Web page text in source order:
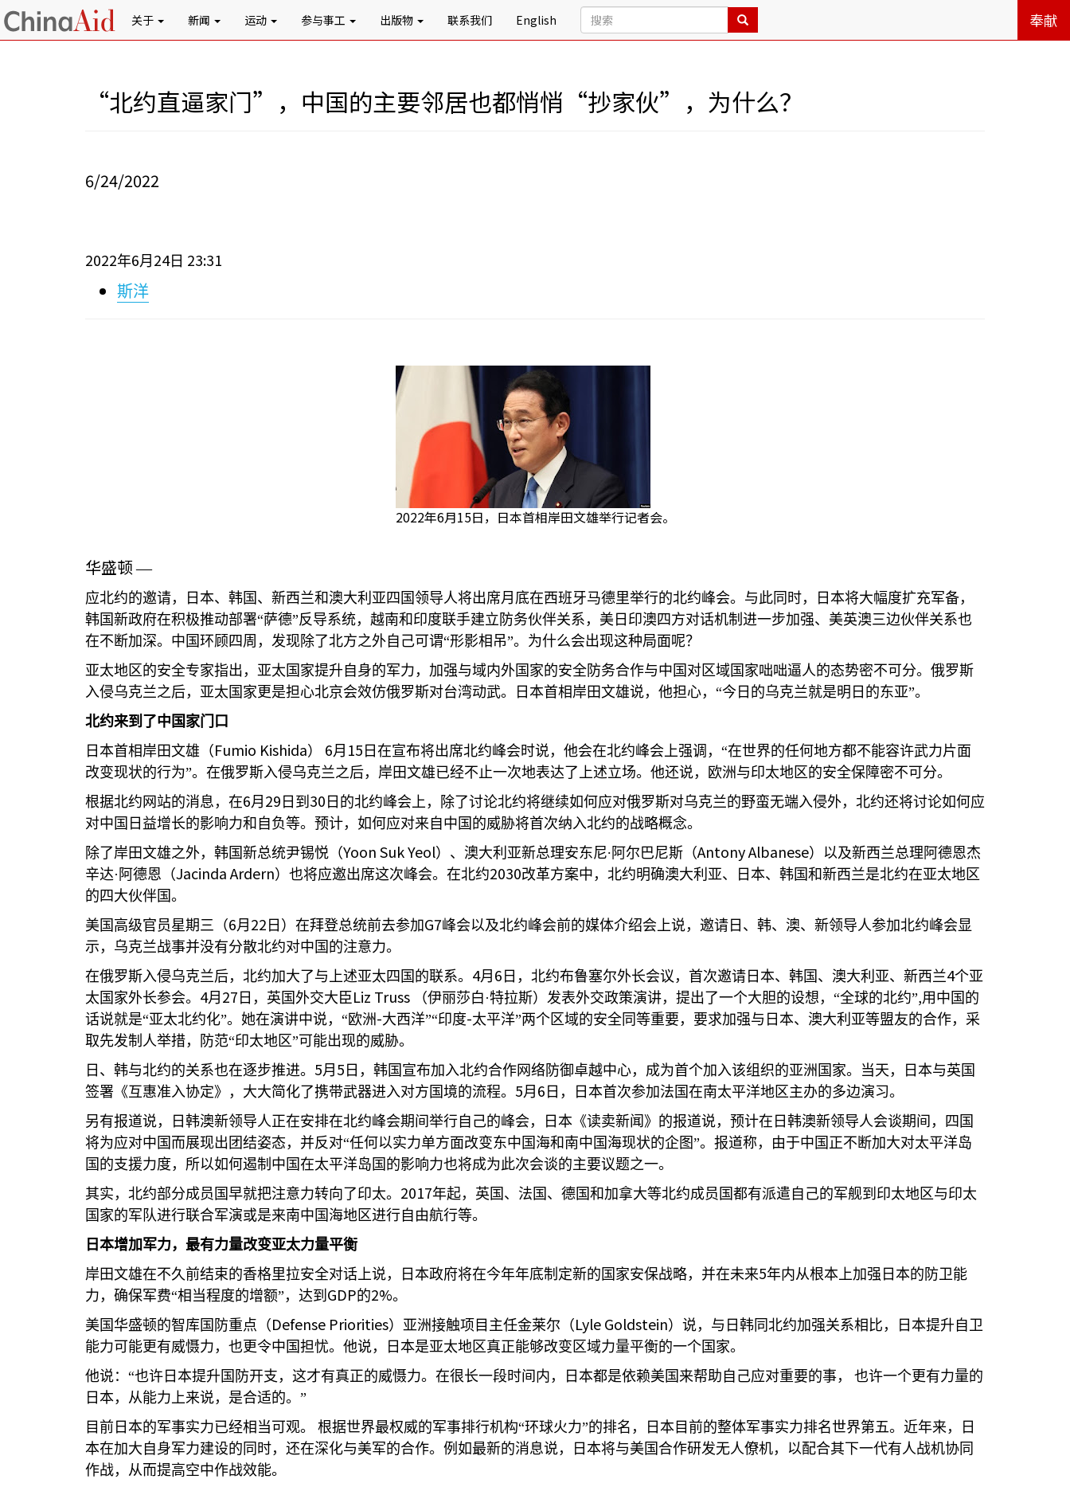
关于 新闻 运动 参与事工 出版物 联系我们 English 奉献
“北约直逼家门”，中国的主要邻居也都悄悄“抄家伙”，为什么？
6/24/2022
2022年6月 24日 23:31
斯洋
2022年6月15日，日本首相岸田文雄举行记者会。
华盛顿 —
应北约的邀请，日本、韩国、新西兰和澳大利亚四国领导人将出席月底在西班牙马德里举行的北约峰会。与此同时，日本将大幅度扩充军备，
韩国新政府在积极推动部署“萨德”反导系统，越南和印度联手建立防务伙伴关系，美日印澳四方对话机制进一步加强、美英澳三边伙伴关系也
在不断加深。中国环顾四周，发现除了北方之外自己可谓“形影相吊”。为什么会出现这种局面呢？
亚太地区的安全专家指出，亚太国家提升自身的军力，加强与域内外国家的安全防务合作与中国对区域国家咄咄逼人的态势密不可分。俄罗斯
入侵乌克兰之后，亚太国家更是担心北京会效仿俄罗斯对台湾动武。日本首相岸田文雄说，他担心，“今日的乌克兰就是明日的东亚”。
北约来到了中国家门口
日本首相岸田文雄（ Fumio Kishida） 6月 15 日在宣布将出席北约峰会时说，他会在北约峰会上强调，“在世界的任何地方都不能容许武力片面
改变现状的行为”。在俄罗斯入侵乌克兰之后，岸田文雄已经不止一次地表达了上述立场。他还说，欧洲与印太地区的安全保障密不可分。
根据北约网站的消息，在6月 29 日到 30 日的北约峰会上，除了讨论北约将继续如何应对俄罗斯对乌克兰的野蛮无端入侵外，北约还将讨论如何应
对中国日益增长的影响力和自负等。预计，如何应对来自中国的威胁将首次纳入北约的战略概念。
除了岸田文雄之外，韩国新总统尹锡悦（Yoon Suk Yeol）、澳大利亚新总理安东尼∙ 阿尔巴尼斯（Antony Albanese）以及新西兰总理阿德恩杰
辛达·阿德恩（Jacinda Ardern）也将应邀出席这次峰会。在北约2030改革方案中，北约明确澳大利亚、日本、韩国和新西兰是北约在亚太地区
的四大伙伴国。
美国高级官员星期三（6月 22 日）在拜登总统前去参加 G7峰会以及北约峰会前的媒体介绍会上说，邀请日、韩、澳、新领导人参加北约峰会显
示，乌克兰战事并没有分散北约对中国的注意力。
在俄罗斯入侵乌克兰后，北约加大了与上述亚太四国的联系。 4月 6 日，北约布鲁塞尔外长会议，首次邀请日本、韩国、澳大利亚、新西兰4个亚
太国家外长参会。 4月 27 日，英国外交大臣Liz Truss （伊丽莎白·特拉斯）发表外交政策演讲，提出了一个大胆的设想，“全球的北约”,用中国的
话说就是“亚太北约化”。她在演讲中说，“欧洲-大西洋”“印度-太平洋”两个区域的安全同等重要，要求加强与日本、澳大利亚等盟友的合作，采
取先发制人举措，防范“印太地区”可能出现的威胁。
日、韩与北约的关系也在逐步推进。 5月 5 日，韩国宣布加入北约合作网络防御卓越中心，成为首个加入该组织的亚洲国家。当天，日本与英国
签署《互惠准入协定》，大大简化了携带武器进入对方国境的流程。 5月 6 日，日本首次参加法国在南太平洋地区主办的多边演习。
另有报道说，日韩澳新领导人正在安排在北约峰会期间举行自己的峰会，日本《读卖新闻》的报道说，预计在日韩澳新领导人会谈期间，四国
将为应对中国而展现出团结姿态，并反对“任何以实力单方面改变东中国海和南中国海现状的企图”。报道称，由于中国正不断加大对太平洋岛
国的支援力度，所以如何遏制中国在太平洋岛国的影响力也将成为此次会谈的主要议题之一。
其实，北约部分成员国早就把注意力转向了印太。 2017年起，英国、法国、德国和加拿大等北约成员国都有派遣自己的军舰到印太地区与印太
国家的军队进行联合军演或是来南中国海地区进行自由航行等。
日本增加军力，最有力量改变亚太力量平衡
岸田文雄在不久前结束的香格里拉安全对话上说，日本政府将在今年年底制定新的国家安保战略，并在未来5年内从根本上加强日本的防卫能
力，确保军费“相当程度的增额”，达到 GDP的2%。
美国华盛顿的智库国防重点（ Defense Priorities）亚洲接触项目主任金莱尔（ Lyle Goldstein）说，与日韩同北约加强关系相比，日本提升自卫
能力可能更有威慑力，也更令中国担忧。他说，日本是亚太地区真正能够改变区域力量平衡的一个国家。
他说：“也许日本提升国防开支，这才有真正的威慑力。在很长一段时间内，日本都是依赖美国来帮助自己应对重要的事，
也许一个更有力量的
日本，从能力上来说，是合适的。”
目前日本的军事实力已经相当可观。
根据世界最权威的军事排行机构“环球火力”的排名，日本目前的整体军事实力排名世界第五。近年来，日
本在加大自身军力建设的同时，还在深化与美军的合作。例如最新的消息说，日本将与美国合作研发无人僚机，以配合其下一代有人战机协同
作战，从而提高空中作战效能。